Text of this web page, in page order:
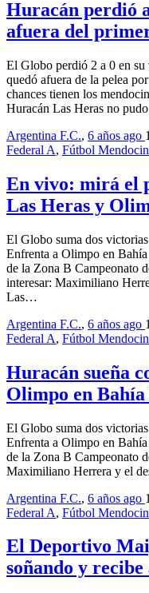
Huracán perdió
afuera del
El Globo perdió 2 a 0 en
quedó afuera de la pelea
chances tienen los
Huracán Las Heras no
Argentina F.C., 6 años ago
Federal A, Fútbol
En vivo: mirá el
Las Heras y
El Globo suma dos
Enfrenta a Olimpo en
de la Zona B Campeonato
interesar: Maximiliano
Las…
Argentina F.C., 6 años ago
Federal A, Fútbol
Huracán sueña
Olimpo en Bahía
El Globo suma dos
Enfrenta a Olimpo en
de la Zona B Campeonato
Maximiliano Herrera y el
Argentina F.C., 6 años ago
Federal A, Fútbol
El Deportivo
soñando y